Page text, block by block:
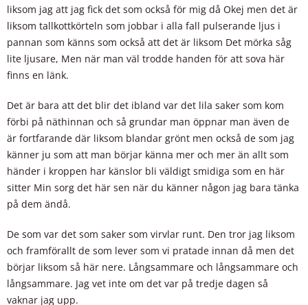
liksom jag att jag fick det som också för mig då Okej men det är
liksom tallkottkörteln som jobbar i alla fall pulserande ljus i
pannan som känns som också att det är liksom Det mörka såg
lite ljusare, Men när man väl trodde handen för att sova här
finns en länk.
Det är bara att det blir det ibland var det lila saker som kom
förbi på näthinnan och så grundar man öppnar man även de
är fortfarande där liksom blandar grönt men också de som jag
känner ju som att man börjar känna mer och mer än allt som
händer i kroppen har känslor bli väldigt smidiga som en här
sitter Min sorg det här sen när du känner någon jag bara tänka
på dem ändå.
De som var det som saker som virvlar runt. Den tror jag liksom
och framförallt de som lever som vi pratade innan då men det
börjar liksom så här nere. Långsammare och långsammare och
långsammare. Jag vet inte om det var på tredje dagen så
vaknar jag upp.